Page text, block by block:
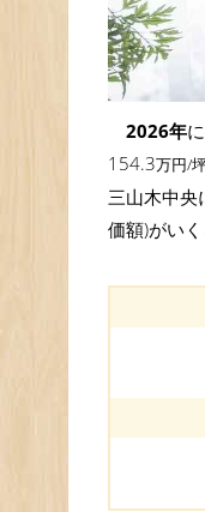
2026年
154.3万円/
三山木中央
価額)がい